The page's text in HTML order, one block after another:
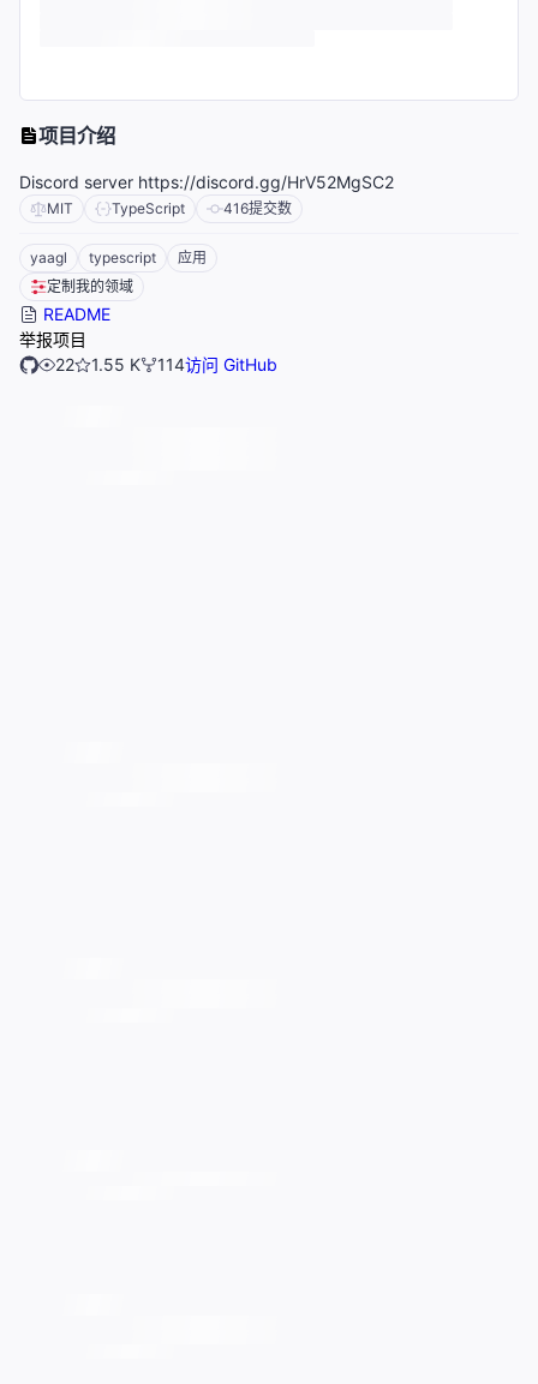
项目介绍
Discord server https://discord.gg/HrV52MgSC2
MIT TypeScript 416提交数
yaagl typescript
应用
定制我的领域
README
举报项目
22
1.55 K 114访问 GitHub